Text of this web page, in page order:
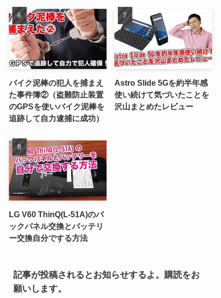
バイク泥棒の犯人を捕まえ
た事件簿②（盗難防止装置
のGPSを使いバイク泥棒を
追跡して自力逮捕に成功）
Astro Slide 5Gを約半年感
使い続けて気づいたことを
沢山まとめたレビュー
LG V60 ThinQ(L-51A)のバ
ックパネル交換とバッテリ
ー交換自分でする方法
記事が投稿されるとお知らせするよ。購読をお
願いします。